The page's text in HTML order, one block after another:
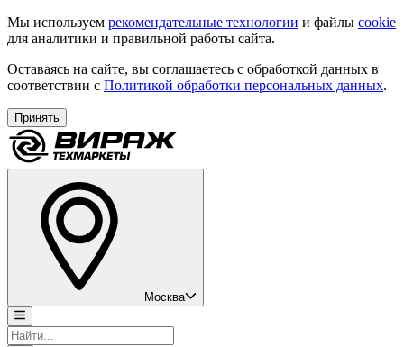
Мы используем рекомендательные технологии и файлы cookie
для аналитики и правильной работы сайта.
Оставаясь на сайте, вы соглашаетесь с обработкой данных в
соответствии с Политикой обработки персональных данных.
Принять
Москва